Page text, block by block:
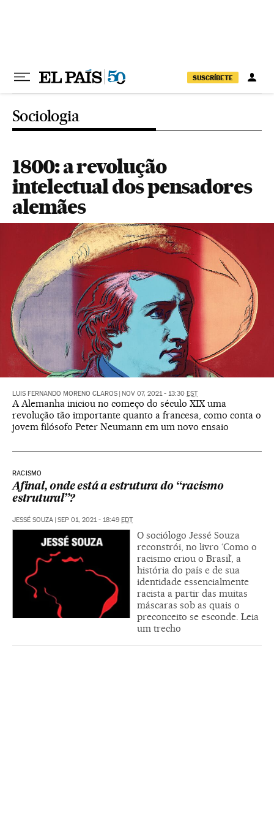
SUSCRÍBETE
Sociologia
1800: a revolução
intelectual dos pensadores
alemães
LUIS FERNANDO MORENO CLAROS NOV 07, 2021 - 13:30 EST
A Alemanha iniciou no começo do século XIX uma
revolução tão importante quanto a francesa, como conta o
jovem filósofo Peter Neumann em um novo ensaio
RACISMO
Afinal, onde está a estrutura do “racismo
estrutural”?
JESSÉ SOUZA SEP 01, 2021 - 18:49 EDT
O sociólogo Jessé Souza
reconstrói, no livro ‘Como o
racismo criou o Brasil’, a
história do país e de sua
identidade essencialmente
racista a partir das muitas
máscaras sob as quais o
preconceito se esconde. Leia
um trecho